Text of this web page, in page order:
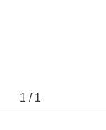
1 / 1